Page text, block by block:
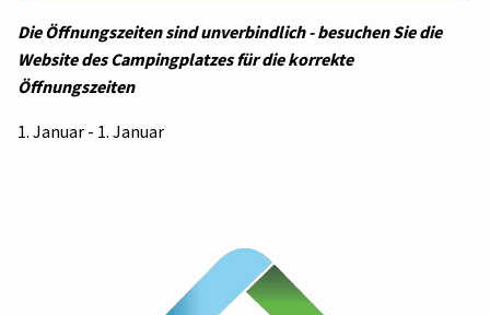
Die Öffnungszeiten sind unverbindlich - besuchen Sie die
Website des Campingplatzes für die korrekte
Öffnungszeiten
1. Januar - 1. Januar